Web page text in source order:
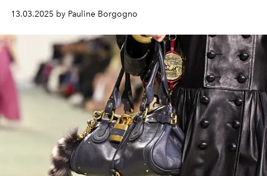
créateurs avant-gardistes.
13.03.2025 by Pauline Borgogno